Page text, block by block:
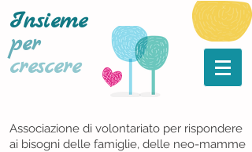
Insieme
per
crescere
Associazione di volontariato per rispondere
ai bisogni delle famiglie, delle neo-mamme